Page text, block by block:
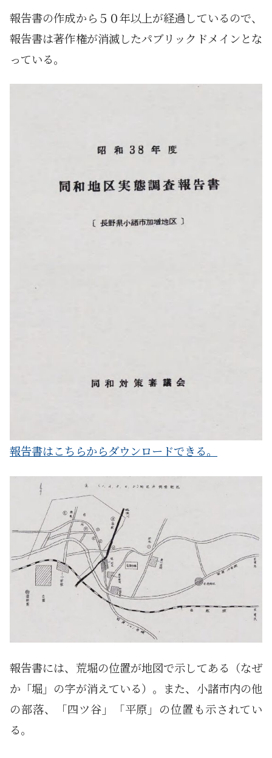
報告書の作成から５０年以上が経過しているので、
報告書は著作権が消滅したパブリックドメインとな
っている。
報告書はこちらからダウンロードできる。
報告書には、荒堀の位置が地図で示してある（なぜ
か「堀」の字が消えている）。また、小諸市内の他
の部落、「四ツ谷」「平原」の位置も示されてい
る。